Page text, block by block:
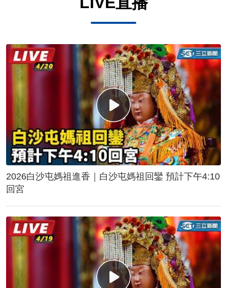
2026白沙屯媽祖進香｜白沙屯媽祖回鑾 預計下午4:10
回宮